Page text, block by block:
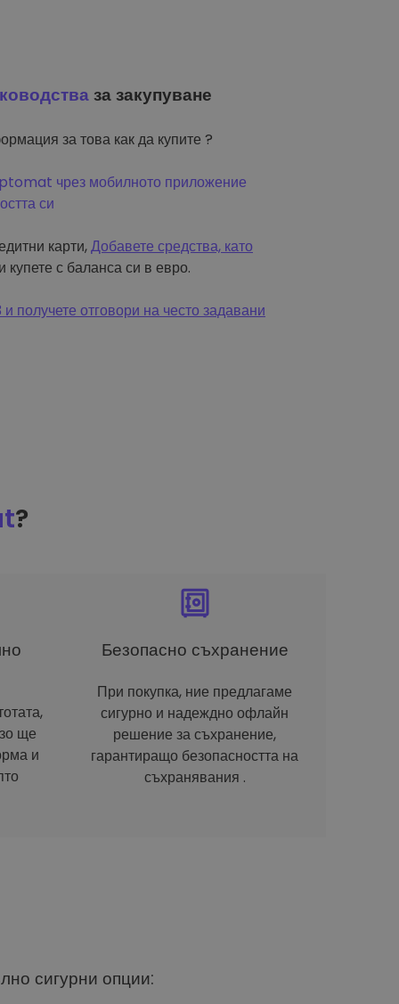
за закупуване
за това как да купите ?
чрез мобилното приложение
си
карти,Добавете средства, като
и купете с баланса си в евро.
получете отговори на често задавани
?
ще
и
Безопасно съхранение
При покупка, ние предлагаме
сигурно и надеждно офлайн
решение за съхранение,
гарантиращо безопасността на
съхранявания .
сигурни опции: